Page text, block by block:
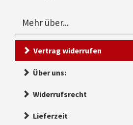
Mehr über...
Vertrag widerrufen
Über uns:
Widerrufsrecht
Lieferzeit